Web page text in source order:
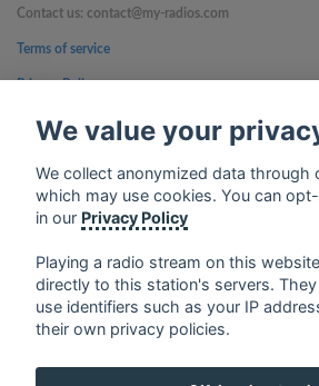
Contact us: contact@my-radios.com
Terms of service
Privacy Policy
Google Play and the Google Play logo are
We value your
We collect anonymized data through
which may use cookies. You can
in our Privacy Policy
Playing a radio stream on this
directly to this station's servers.
use identifiers such as your IP
their own privacy policies.